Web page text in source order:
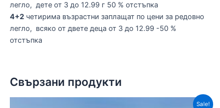
легло, дете от 3 до 12.99 г 50 % отстъпка
4+2 четирима възрастни заплащат по цени за редовно
легло, всяко от двете деца от 3 до 12.99 -50 %
отстъпка
Свързани продукти
Sale!